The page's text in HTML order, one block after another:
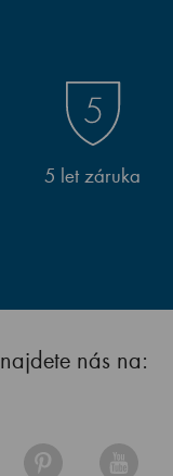
5 let záruka
nás na: